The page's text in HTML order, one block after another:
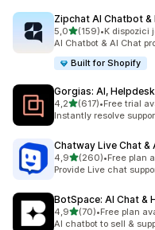
Zipchat AI Chatbot &
5,0z 5 hvězd
(159)
Celkový počet recenzí:
•K dispozici
AI Chatbot & AI Chat
Built for Shopify
Gorgias: AI,
4,2z 5 hvězd
(617)
Celkový počet recenzí:
•Free trial
Instantly resolve
Chatway Live Chat &
4,9z 5 hvězd
(260)
Celkový počet recenzí:
•Free plan
Provide Live chat
BotSpace: AI Chat &
4,9z 5 hvězd
(70)
Celkový počet recenzí:
•Free plan
AI chatbot to sell &